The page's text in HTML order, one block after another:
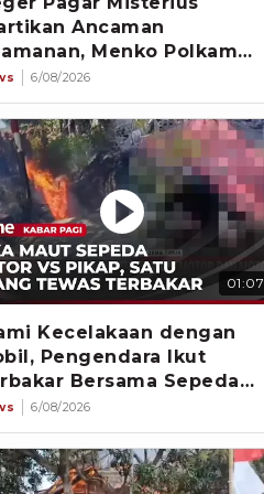
Ancaman
Menko Polkam
Bicara
6/08/2026
01:07
Kecelakaan dengan
Pengendara Ikut
Bersama Sepeda
6/08/2026